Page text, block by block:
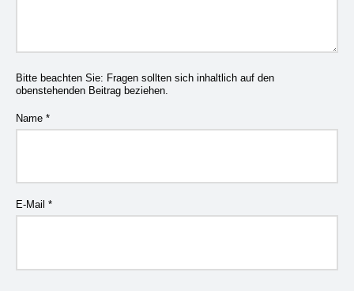
Bitte beachten Sie: Fragen sollten sich inhaltlich auf den
obenstehenden Beitrag beziehen.
Name *
E-Mail *